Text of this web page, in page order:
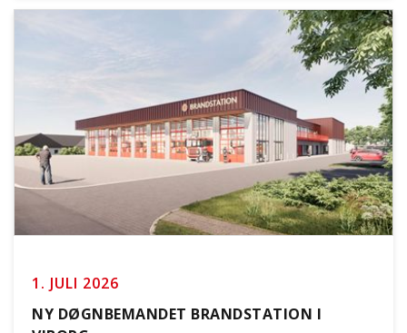
1. JULI 2026
NY DØGNBEMANDET BRANDSTATION I